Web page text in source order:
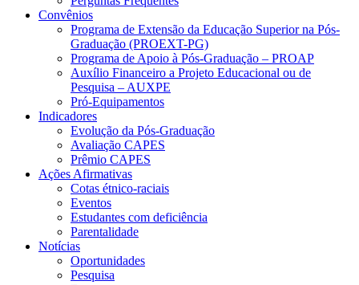
Convênios
Programa de Extensão da Educação Superior na Pós-
Graduação (PROEXT-PG)
Programa de Apoio à Pós-Graduação – PROAP
Auxílio Financeiro a Projeto Educacional ou de
Pesquisa – AUXPE
Pró-Equipamentos
Indicadores
Evolução da Pós-Graduação
Avaliação CAPES
Prêmio CAPES
Ações Afirmativas
Cotas étnico-raciais
Eventos
Estudantes com deficiência
Parentalidade
Notícias
Oportunidades
Pesquisa